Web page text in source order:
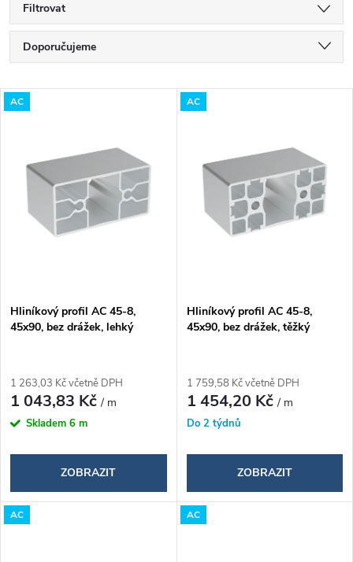
Filtrovat
Ř
a
r
d
u
k
t
Doporučujeme
Nejdražší
Abecedně
V
p
p
r
o
d
u
k
AC
Hliníkový profil AC 45-8,
45x90, bez drážek, lehký
1 263,03 Kč včetně DPH
1 043,83 Kč/ m
Skladem 6 m
ZOBRAZIT
AC
Hliníkový profil AC 45-8,
45x90, bez drážek, těžký
1 759,58 Kč včetně DPH
1 454,20 Kč/ m
Do 2 týdnů
ZOBRAZIT
AC AC